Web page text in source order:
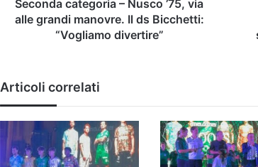
Seconda categoria – Nusco ’75, via
alle grandi manovre. Il ds Bicchetti:
“Vogliamo divertire”
Articoli correlati